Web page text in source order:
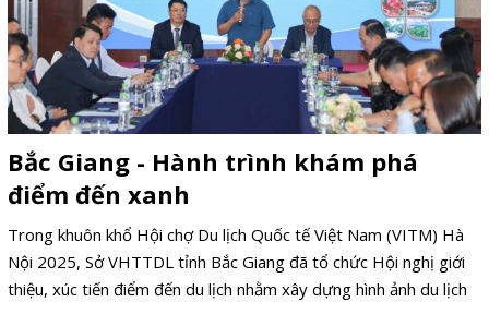
Bắc Giang - Hành trình khám phá
điểm đến xanh
Trong khuôn khổ Hội chợ Du lịch Quốc tế Việt Nam (VITM) Hà
Nội 2025, Sở VHTTDL tỉnh Bắc Giang đã tổ chức Hội nghị giới
thiệu, xúc tiến điểm đến du lịch nhằm xây dựng hình ảnh du lịch